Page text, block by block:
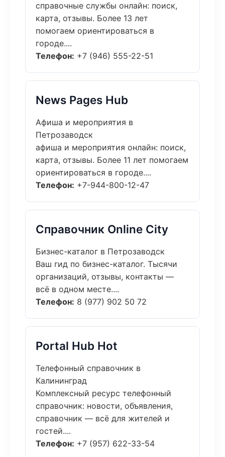
справочные службы онлайн: поиск,
карта, отзывы. Более 13 лет
помогаем ориентироваться в
городе....
Телефон: +7 (946) 555-22-51
News Pages Hub
Афиша и мероприятия в
Петрозаводск
афиша и мероприятия онлайн: поиск,
карта, отзывы. Более 11 лет помогаем
ориентироваться в городе....
Телефон: +7-944-800-12-47
Справочник Online City
Бизнес-каталог в Петрозаводск
Ваш гид по бизнес-каталог. Тысячи
организаций, отзывы, контакты —
всё в одном месте....
Телефон: 8 (977) 902 50 72
Portal Hub Hot
Телефонный справочник в
Калининград
Комплексный ресурс телефонный
справочник: новости, объявления,
справочник — всё для жителей и
гостей....
Телефон: +7 (957) 622-33-54